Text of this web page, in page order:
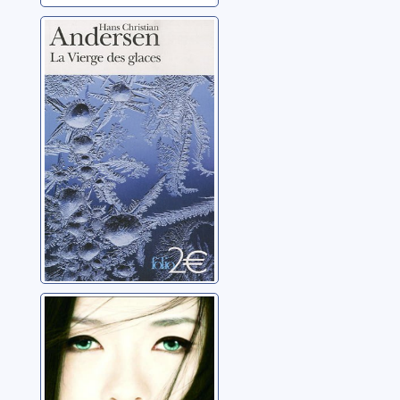
La vierge des
glaces
Andersen, Hans-
Christian
Geisha
Golden, Arthur